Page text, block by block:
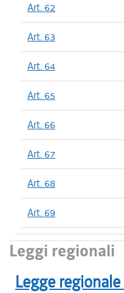
Art. 62
Art. 63
Art. 64
Art. 65
Art. 66
Art. 67
Art. 68
Art. 69
Leggi regionali
Legge regionale